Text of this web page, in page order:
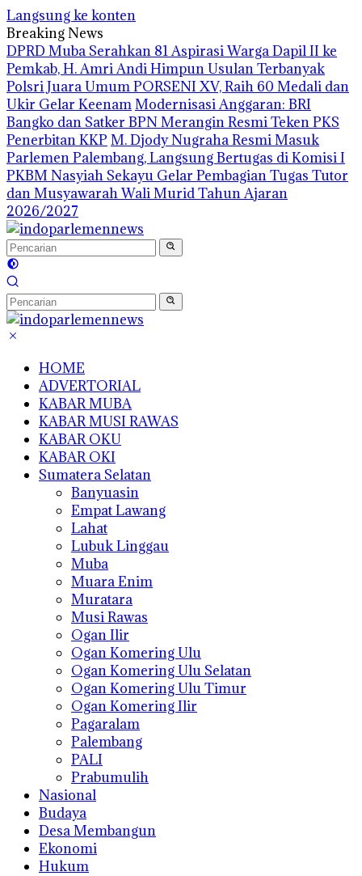
Langsung ke konten
Breaking News
DPRD Muba Serahkan 81 Aspirasi Warga Dapil II ke
Pemkab, H. Amri Andi Himpun Usulan Terbanyak
Polsri Juara Umum PORSENI XV, Raih 60 Medali dan
Ukir Gelar KeenamModernisasi Anggaran: BRI
Bangko dan Satker BPN Merangin Resmi Teken PKS
Penerbitan KKP M. Djody Nugraha Resmi Masuk
Parlemen Palembang, Langsung Bertugas di Komisi I
PKBM Nasyiah Sekayu Gelar Pembagian Tugas Tutor
dan Musyawarah Wali Murid Tahun Ajaran
2026/2027
HOME
ADVERTORIAL
KABAR MUBA
KABAR MUSI RAWAS
KABAR OKU
KABAR OKI
Sumatera Selatan
Banyuasin
Empat Lawang
Lahat
Lubuk Linggau
Muba
Muara Enim
Muratara
Musi Rawas
Ogan Ilir
Ogan Komering Ulu
Ogan Komering Ulu Selatan
Ogan Komering Ulu Timur
Ogan Komering Ilir
Pagaralam
Palembang
PALI
Prabumulih
Nasional
Budaya
Desa Membangun
Ekonomi
Hukum